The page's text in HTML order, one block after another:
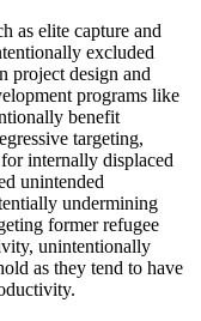
as elite capture and
excluded
project design and
programs like
benefit
targeting,
internally displaced
unintended
undermining
former refugee
unintentionally
as they tend to have